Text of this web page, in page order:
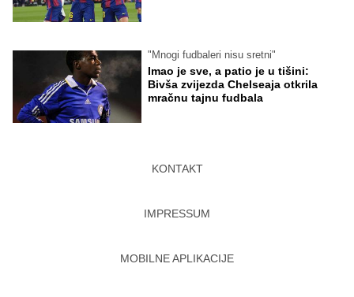
"Mnogi fudbaleri nisu sretni"
Imao je sve, a patio je u tišini:
Bivša zvijezda Chelseaja otkrila
mračnu tajnu fudbala
KONTAKT
IMPRESSUM
MOBILNE APLIKACIJE